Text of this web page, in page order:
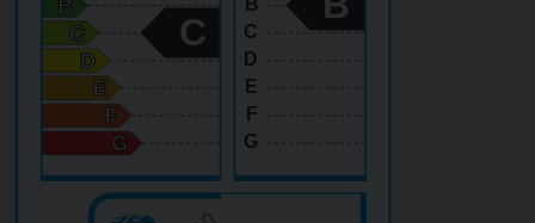
C
D
E
F
G
C